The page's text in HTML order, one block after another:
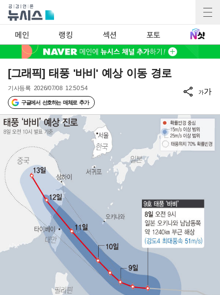
메인 랭킹 섹션 포토
[그래픽] 태풍 '바비' 예상 이동 경로
기사등록 2026/07/08 12:50:54
구글에서 선호하는 매체로 추가
가가